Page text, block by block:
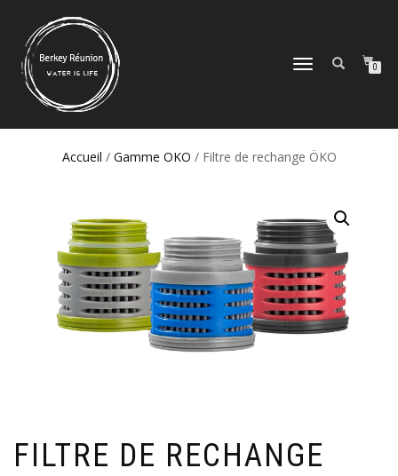
DÉPLIER/REPLIER
0
Accueil / Gamme OKO / Filtre de rechange ÖKO
FILTRE DE RECHANGE